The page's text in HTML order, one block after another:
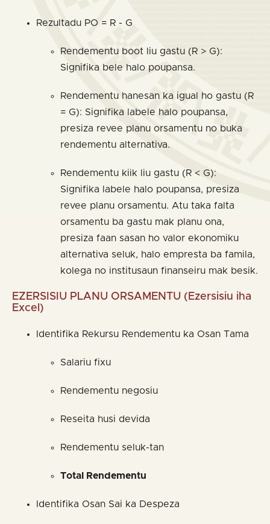
Rezultadu PO = R - G
Rendementu boot liu gastu (R > G):
Signifika bele halo poupansa.
Rendementu hanesan ka igual ho gastu (R
= G): Signifika labele halo poupansa,
presiza revee planu orsamentu no buka
rendementu alternativa.
Rendementu kiik liu gastu (R < G):
Signifika labele halo poupansa, presiza
revee planu orsamentu. Atu taka falta
orsamentu ba gastu mak planu ona,
presiza faan sasan ho valor ekonomiku
alternativa seluk, halo empresta ba famila,
kolega no institusaun finanseiru mak besik.
EZERSISIU PLANU ORSAMENTU (Ezersisiu iha
Excel)
Identifika Rekursu Rendementu ka Osan Tama
Salariu fixu
Rendementu negosiu
Reseita husi devida
Rendementu seluk-tan
Total Rendementu
Identifika Osan Sai ka Despeza